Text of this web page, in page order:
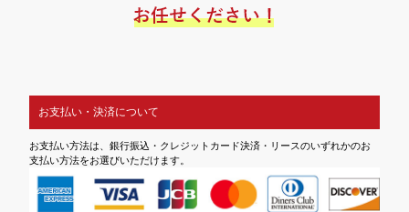
お支払い・決済について
お支払い方法は、銀行振込・クレジットカード決済・リースのいずれかのお
支払い方法をお選びいただけます。